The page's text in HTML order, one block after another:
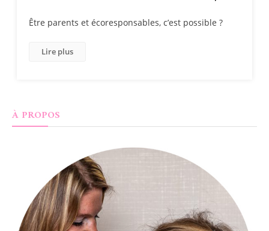
Être parents et écoresponsables, c’est possible ?
Lire plus
À PROPOS